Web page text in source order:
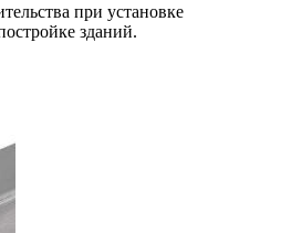
при установке
зданий.